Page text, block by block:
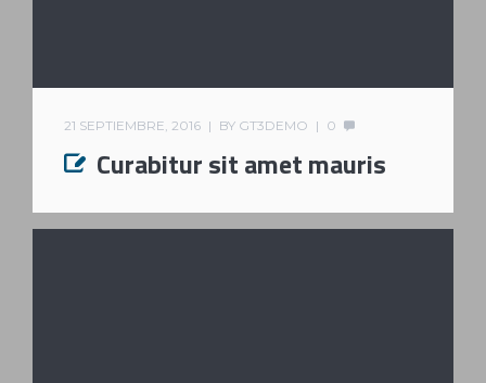
21 SEPTIEMBRE, 2016 BY GT3DEMO 0
Curabitur sit amet mauris